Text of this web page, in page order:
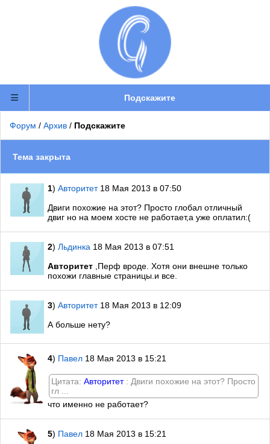
Подскажите
Форум / Архив / Подскажите
Тема закрыта
1) Авторитет18 Мая 2013 в 07:50
Двиги похожие на этот? Просто глобал отличный
двиг но на моем хосте не работает,а уже оплатил:(
2) Льдинка 18 Мая 2013 в 07:51
Авторитет ,Перф вроде. Хотя они внешне только
похожи главные страницы.и все.
3) Авторитет18 Мая 2013 в 12:09
А больше нету?
4) Павел 18 Мая 2013 в 15:21
Цитата: Авторитет : Двиги похожие на этот? Просто
гл ...
что именно не работает?
5) Павел 18 Мая 2013 в 15:21